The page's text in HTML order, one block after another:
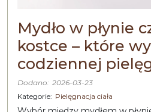
Mydło w płynie
kostce – które
codziennej
Dodano: 2026-03-23
Kategorie: Pielęgnacja ciała